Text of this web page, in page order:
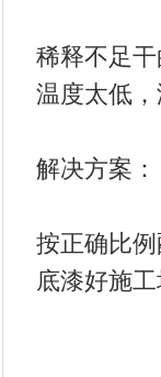
稀释不足
温度太低
解决方案：
按正确比
底漆好施